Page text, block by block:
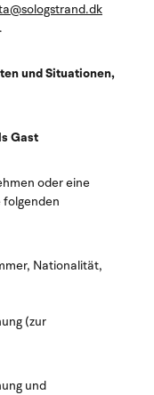
und Situationen,
Gast
oder eine
Nationalität,
(zur
und